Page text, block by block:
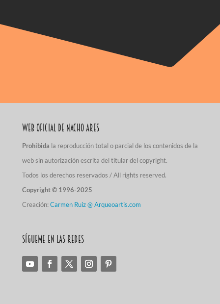
Web Oficial de Nacho Ares
Prohibida la reproducción total o parcial de los contenidos de la
web sin autorización escrita del titular del copyright.
Todos los derechos reservados / All rights reserved.
Copyright © 1996-2025
Creación:Carmen Ruiz @ Arqueoartis.com
Sígueme en las redes